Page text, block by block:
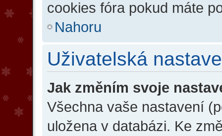
cookies fóra pokud máte
Nahoru
Uživatelská
Jak změním svoje
Všechna vaše nastavení
uložena v databázi. Ke